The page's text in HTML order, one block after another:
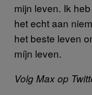
mijn leven. Ik
het echt aan
het beste leven
míjn leven.
Volg Max op